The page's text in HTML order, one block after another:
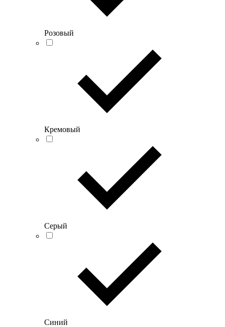
Розовый
Кремовый
Серый
Синий